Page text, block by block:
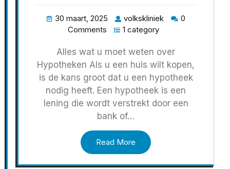
30 maart, 2025 volkskliniek
0
Comments
1 category
Alles wat u moet weten over
Hypotheken Als u een huis wilt kopen,
is de kans groot dat u een hypotheek
nodig heeft. Een hypotheek is een
lening die wordt verstrekt door een
bank of…
Read More